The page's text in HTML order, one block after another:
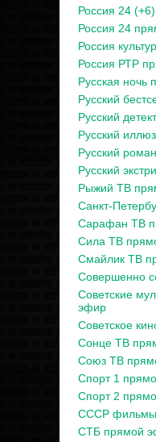
Россия 24
Россия 24
Россия
Россия РТР
Русская ночь
Русский
Русский
Русский
Русский
Русский
Рыжий ТВ
Санкт-
Сарафан ТВ
Сила ТВ
Смайлик ТВ
Совершенно
Советские
эфир
Советское
Сонце ТВ
Союз ТВ
Спорт 1
Спорт 2
СССР
СТБ прямой